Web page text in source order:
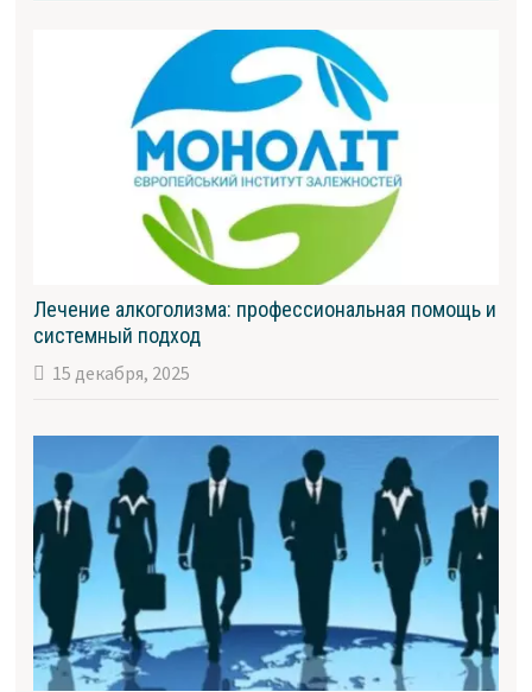
Лечение алкоголизма: профессиональная помощь и
системный подход
15 декабря, 2025